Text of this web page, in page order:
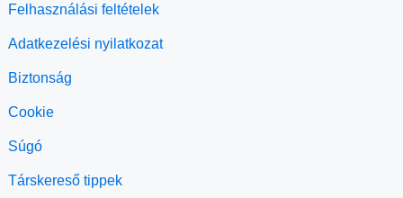
Felhasználási feltételek
Adatkezelési nyilatkozat
Biztonság
Cookie
Súgó
Társkereső tippek